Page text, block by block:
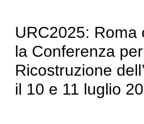
URC2025: Roma
la Conferenza
Ricostruzione
il 10 e 11 luglio